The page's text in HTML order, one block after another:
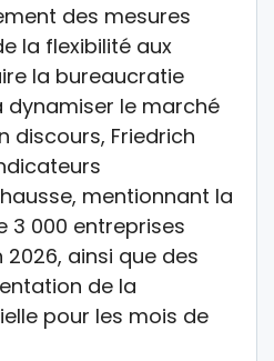
des mesures
la flexibilité aux
la bureaucratie
le marché
discours, Friedrich
mentionnant la
3 000 entreprises
ainsi que des
de la
pour les mois de